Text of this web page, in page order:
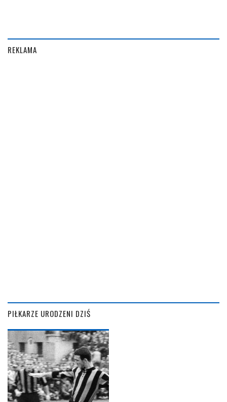
REKLAMA
PIŁKARZE URODZENI DZIŚ